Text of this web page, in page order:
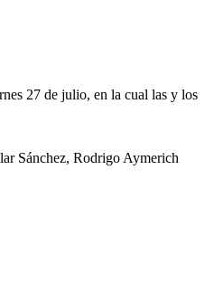
27 de julio, en la cual las y los
Sánchez, Rodrigo Aymerich